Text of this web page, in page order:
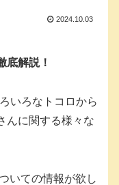
2024.10.03
底解説！
いろなトコロから
んに関する様々な
いての情報が欲し